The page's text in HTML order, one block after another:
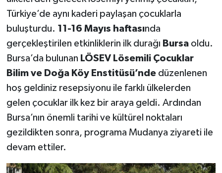
Türkiye’de aynı kaderi paylaşan çocuklarla
buluşturdu. 11-16 Mayıs haftasında
gerçekleştirilen etkinliklerin ilk durağı Bursaoldu.
Bursa’da bulunan LÖSEV Lösemili Çocuklar
Bilim ve Doğa Köy Enstitüsü’ndedüzenlenen
hoş geldiniz resepsiyonu ile farklı ülkelerden
gelen çocuklar ilk kez bir araya geldi. Ardından
Bursa’nın önemli tarihi ve kültürel noktaları
gezildikten sonra, programa Mudanya ziyareti ile
devam ettiler.